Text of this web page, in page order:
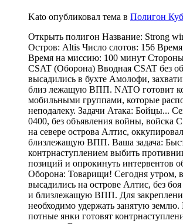
Kato опубликовал тема в Полигон
Открыть полигон Название: Strong
Остров: Altis Число слотов: 156 Время
Время на миссию: 100 минут
CSAT (Оборона) Вводная CSAT без
высадились в бухте Амолофи,
близ лежащую ВПП. NATO готовит
мобильными группами, которые
неподалеку. Задачи Атака: Бойцы...
0400, без объявления войны, войска
на севере острова Алтис,
близлежащую ВПП. Ваша задача:
контрнаступлением выбить
позиций и опрокинуть интервентов
Оборона: Товарищи! Cегодня утром,
высадились на острове Алтис, без
и близлежащую ВПП. Для
необходимо удержать занятую
потные янки готовят